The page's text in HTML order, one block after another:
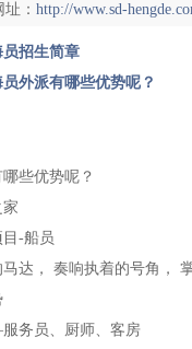
： http://www.sd-
员招生简章
员外派有哪些优势呢？
些优势呢？
-船员
达， 奏响执着的号角，
务员、厨师、客房